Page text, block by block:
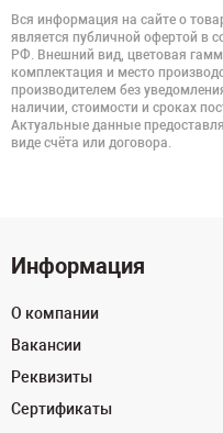
Вся информация на сайте о
является публичной офертой в
РФ. Внешний вид, цветовая
комплектация и место
производителем без
наличии, стоимости и сроках
Актуальные данные
виде счёта или договора.
Информация
О компании
Вакансии
Реквизиты
Сертификаты